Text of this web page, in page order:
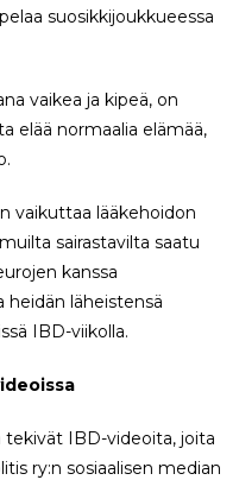
suosikkijoukkueessa
vaikea ja kipeä, on
elää normaalia elämää,
vaikuttaa lääkehoidon
sairastavilta saatu
kanssa
heidän läheistensä
IBD-viikolla.
tekivät IBD-videoita, joita
ry:n sosiaalisen median